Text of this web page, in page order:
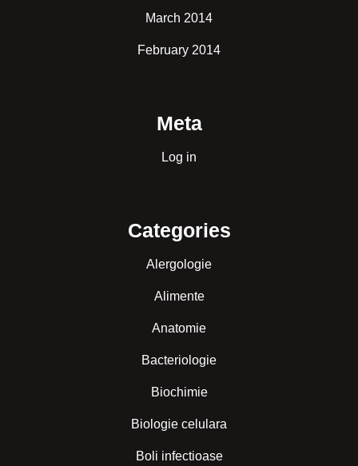
March 2014
February 2014
Meta
Log in
Categories
Alergologie
Alimente
Anatomie
Bacteriologie
Biochimie
Biologie celulara
Boli infectioase